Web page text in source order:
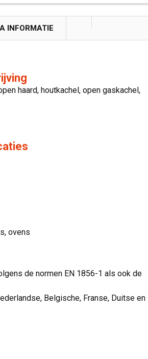
INFORMATIE
haard, houtkachel, open gaskachel,
ovens
de normen EN 1856-1 als ook de
Belgische, Franse, Duitse en